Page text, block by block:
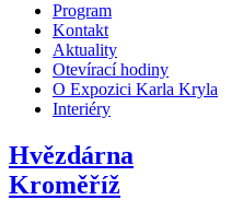
Program
Kontakt
Aktuality
Otevírací hodiny
O Expozici Karla Kryla
Interiéry
Hvězdárna
Kroměříž